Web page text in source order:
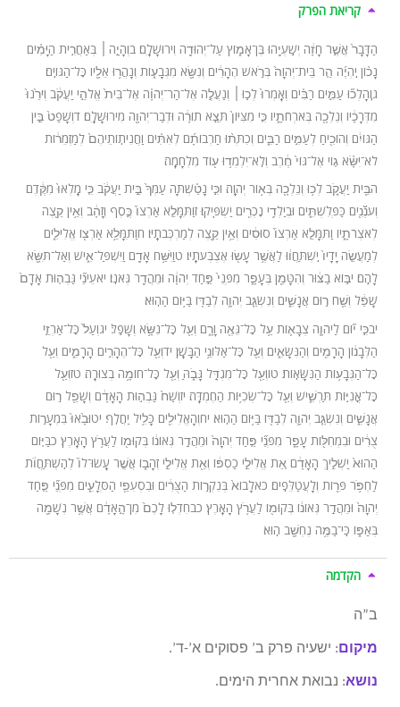
קריאת הפרק
הַדָּבָר֙ אֲשֶׁ֣ר חָזָ֔ה יְשַֽׁעְיָ֖הוּ בֶּן־אָמ֑וֹץ עַל־יְהוּדָ֖ה וִירוּשָׁלָֽ͏ִם׃ בוְהָיָ֣ה ׀ בְּאַחֲרִ֣ית הַיָּמִ֗ים
נָכ֨וֹן יִֽהְיֶ֜ה הַ֤ר בֵּית־יְהֹוָה֙ בְּרֹ֣אשׁ הֶהָרִ֔ים וְנִשָּׂ֖א מִגְּבָע֑וֹת וְנָהֲר֥וּ אֵלָ֖יו כׇּל־הַגּוֹיִֽם׃
גוְֽהָלְכ֞וּ עַמִּ֣ים רַבִּ֗ים וְאָֽמְרוּ֙ לְכ֣וּ ׀ וְנַעֲלֶ֣ה אֶל־הַר־יְהֹוָ֗ה אֶל־בֵּית֙ אֱלֹהֵ֣י יַעֲקֹ֔ב וְיֹרֵ֙נוּ֙
מִדְּרָכָ֔יו וְנֵלְכָ֖ה בְּאֹרְחֹתָ֑יו כִּ֤י מִצִּיּוֹן֙ תֵּצֵ֣א תוֹרָ֔ה וּדְבַר־יְהֹוָ֖ה מִירוּשָׁלָֽ͏ִם׃ דוְשָׁפַט֙ בֵּ֣ין
הַגּוֹיִ֔ם וְהוֹכִ֖יחַ לְעַמִּ֣ים רַבִּ֑ים וְכִתְּת֨וּ חַרְבוֹתָ֜ם לְאִתִּ֗ים וַחֲנִיתֽוֹתֵיהֶם֙ לְמַזְמֵר֔וֹת
לֹא־יִשָּׂ֨א ג֤וֹי אֶל־גּוֹי֙ חֶ֔רֶב וְלֹֽא־יִלְמְד֥וּ ע֖וֹד מִלְחָמָֽה׃
הבֵּ֖ית יַעֲקֹ֑ב לְכ֥וּ וְנֵלְכָ֖ה בְּא֥וֹר יְהֹוָֽה׃ וכִּ֣י נָטַ֗שְׁתָּה עַמְּךָ֙ בֵּ֣ית יַעֲקֹ֔ב כִּ֤י מָֽלְאוּ֙ מִקֶּ֔דֶם
וְעֹנְﬞנִ֖ים כַּפְּלִשְׁתִּ֑ים וּבְיַלְדֵ֥י נׇכְרִ֖ים יַשְׂפִּֽיקוּ׃ זוַתִּמָּלֵ֤א אַרְצוֹ֙ כֶּ֣סֶף וְזָהָ֔ב וְאֵ֥ין קֵ֖צֶה
לְאֹצְרֹתָ֑יו וַתִּמָּלֵ֤א אַרְצוֹ֙ סוּסִ֔ים וְאֵ֥ין קֵ֖צֶה לְמַרְכְּבֹתָֽיו׃ חוַתִּמָּלֵ֥א אַרְצ֖וֹ אֱלִילִ֑ים
לְמַעֲשֵׂ֤ה יָדָיו֙ יִֽשְׁתַּחֲו֔וּ לַאֲשֶׁ֥ר עָשׂ֖וּ אֶצְבְּעֹתָֽיו׃ טוַיִּשַּׁ֥ח אָדָ֖ם וַיִּשְׁפַּל־אִ֑ישׁ וְאַל־תִּשָּׂ֖א
לָהֶֽם׃ יבּ֣וֹא בַצּ֔וּר וְהִטָּמֵ֖ן בֶּעָפָ֑ר מִפְּנֵי֙ פַּ֣חַד יְהֹוָ֔ה וּמֵהֲדַ֖ר גְּאֹנֽוֹ׃ יאעֵינֵ֞י גַּבְה֤וּת אָדָם֙
שָׁפֵ֔ל וְשַׁ֖ח ר֣וּם אֲנָשִׁ֑ים וְנִשְׂגַּ֧ב יְהֹוָ֛ה לְבַדּ֖וֹ בַּיּ֥וֹם הַהֽוּא׃
יבכִּ֣י י֞וֹם לַיהֹוָ֧ה צְבָא֛וֹת עַ֥ל כׇּל־גֵּאֶ֖ה וָרָ֑ם וְעַ֖ל כׇּל־נִשָּׂ֥א וְשָׁפֵֽל׃ יגוְעַל֙ כׇּל־אַרְזֵ֣י
הַלְּבָנ֔וֹן הָרָמִ֖ים וְהַנִּשָּׂאִ֑ים וְעַ֖ל כׇּל־אַלּוֹנֵ֥י הַבָּשָֽׁן׃ ידוְעַ֖ל כׇּל־הֶהָרִ֣ים הָרָמִ֑ים וְעַ֖ל
כׇּל־הַגְּבָע֥וֹת הַנִּשָּׂאֽוֹת׃ טווְעַ֖ל כׇּל־מִגְדָּ֣ל גָּבֹ֑הַּ וְעַ֖ל כׇּל־חוֹמָ֥ה בְצוּרָֽה׃ טזוְעַ֖ל
כׇּל־אֳנִיּ֣וֹת תַּרְשִׁ֑ישׁ וְעַ֖ל כׇּל־שְׂכִיּ֥וֹת הַחֶמְדָּֽה׃ יזוְשַׁח֙ גַּבְה֣וּת הָאָדָ֔ם וְשָׁפֵ֖ל ר֣וּם
אֲנָשִׁ֑ים וְנִשְׂגַּ֧ב יְהֹוָ֛ה לְבַדּ֖וֹ בַּיּ֥וֹם הַהֽוּא׃ יחוְהָאֱלִילִ֖ים כָּלִ֥יל יַחֲלֹֽף׃ יטוּבָ֙אוּ֙ בִּמְעָר֣וֹת
צֻרִ֔ים וּבִמְחִלּ֖וֹת עָפָ֑ר מִפְּנֵ֞י פַּ֤חַד יְהֹוָה֙ וּמֵהֲדַ֣ר גְּאוֹנ֔וֹ בְּקוּמ֖וֹ לַעֲרֹ֥ץ הָאָֽרֶץ׃ כבַּיּ֤וֹם
הַהוּא֙ יַשְׁלִ֣יךְ הָאָדָ֔ם אֵ֚ת אֱלִילֵ֣י כַסְפּ֔וֹ וְאֵ֖ת אֱלִילֵ֣י זְהָב֑וֹ אֲשֶׁ֤ר עָֽשׂוּ־לוֹ֙ לְהִֽשְׁתַּחֲוֺ֔ת
לַחְפֹּ֥ר פֵּר֖וֹת וְלָעֲטַלֵּפִֽים׃ כאלָבוֹא֙ בְּנִקְר֣וֹת הַצֻּרִ֔ים וּבִסְעִפֵ֖י הַסְּלָעִ֑ים מִפְּנֵ֞י פַּ֤חַד
יְהֹוָה֙ וּמֵהֲדַ֣ר גְּאוֹנ֔וֹ בְּקוּמ֖וֹ לַעֲרֹ֥ץ הָאָֽרֶץ׃ כבחִדְל֤וּ לָכֶם֙ מִן־הָ֣אָדָ֔ם אֲשֶׁ֥ר נְשָׁמָ֖ה
בְּאַפּ֑וֹ כִּֽי־בַמֶּ֥ה נֶחְשָׁ֖ב הֽוּא׃
הקדמה
ב”ה
מיקום : ישעיה פרק ב’ פסוקים א’-ד’.
נושא: נבואת אחרית הימים.